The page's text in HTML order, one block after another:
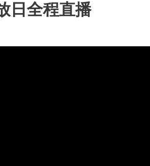
日全程直播